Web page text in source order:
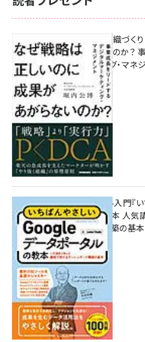
成果を生む組織づく
があがらないのか？
マーケティング・マネ
10:00
無料BIツール入門『
ポータルの教本 人気
シュボード構築の基
7月31日 10:00